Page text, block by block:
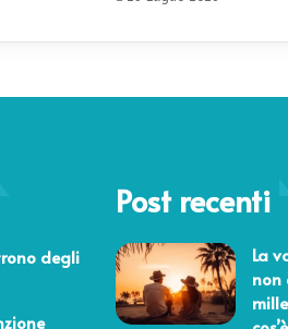
degli
Post recenti
La
non